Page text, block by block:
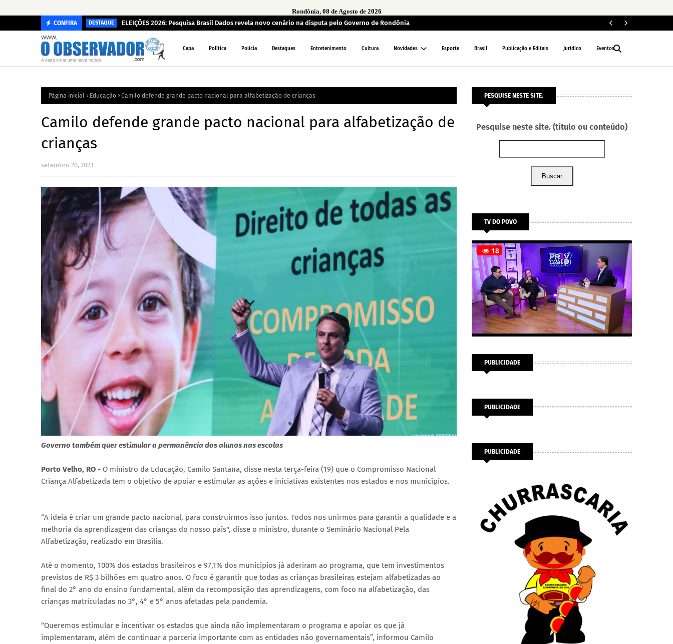
Rondônia, 08 de Agosto de 2026
CONFIRA DESTAQUE ELEIÇÕES 2026: Pesquisa Brasil Dados revela novo cenário na disputa pelo Governo de Rondônia
Capa Política Polícia Destaques Entretenimento Cultura Novidades Esporte Brasil Publicação e Editais Jurídico Eventos
Página inicial Educação Camilo defende grande pacto nacional para alfabetização de crianças
Camilo defende grande pacto nacional para alfabetização de
crianças
setembro 20, 2023
Governo também quer estimular a permanência dos alunos nas escolas
Porto Velho, RO - O ministro da Educação, Camilo Santana, disse nesta terça-feira (19) que o Compromisso Nacional
Criança Alfabetizada tem o objetivo de apoiar e estimular as ações e iniciativas existentes nos estados e nos municípios.
“A ideia é criar um grande pacto nacional, para construirmos isso juntos. Todos nos unirmos para garantir a qualidade e a
melhoria da aprendizagem das crianças do nosso país", disse o ministro, durante o Seminário Nacional Pela
Alfabetização, realizado em Brasília.
Até o momento, 100% dos estados brasileiros e 97,1% dos municípios já aderiram ao programa, que tem investimentos
previstos de R$ 3 bilhões em quatro anos. O foco é garantir que todas as crianças brasileiras estejam alfabetizadas ao
final do 2° ano do ensino fundamental, além da recomposição das aprendizagens, com foco na alfabetização, das
crianças matriculadas no 3°, 4° e 5° anos afetadas pela pandemia.
“Queremos estimular e incentivar os estados que ainda não implementaram o programa e apoiar os que já
implementaram, além de continuar a parceria importante com as entidades não governamentais”, informou Camilo
PESQUISE NESTE SITE.
Pesquise neste site. (título ou conteúdo)
Buscar
TV DO POVO
PUBLICIDADE
PUBLICIDADE
PUBLICIDADE